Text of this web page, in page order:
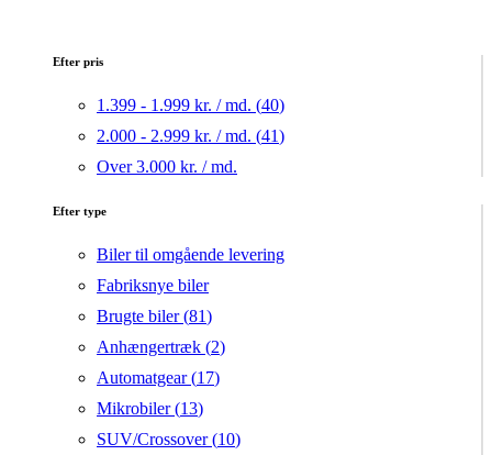
Efter pris
1.399 - 1.999 kr. / md. (40)
2.000 - 2.999 kr. / md. (41)
Over 3.000 kr. / md.
Efter type
Biler til omgående levering
Fabriksnye biler
Brugte biler (81)
Anhængertræk (2)
Automatgear (17)
Mikrobiler (13)
SUV/Crossover (10)